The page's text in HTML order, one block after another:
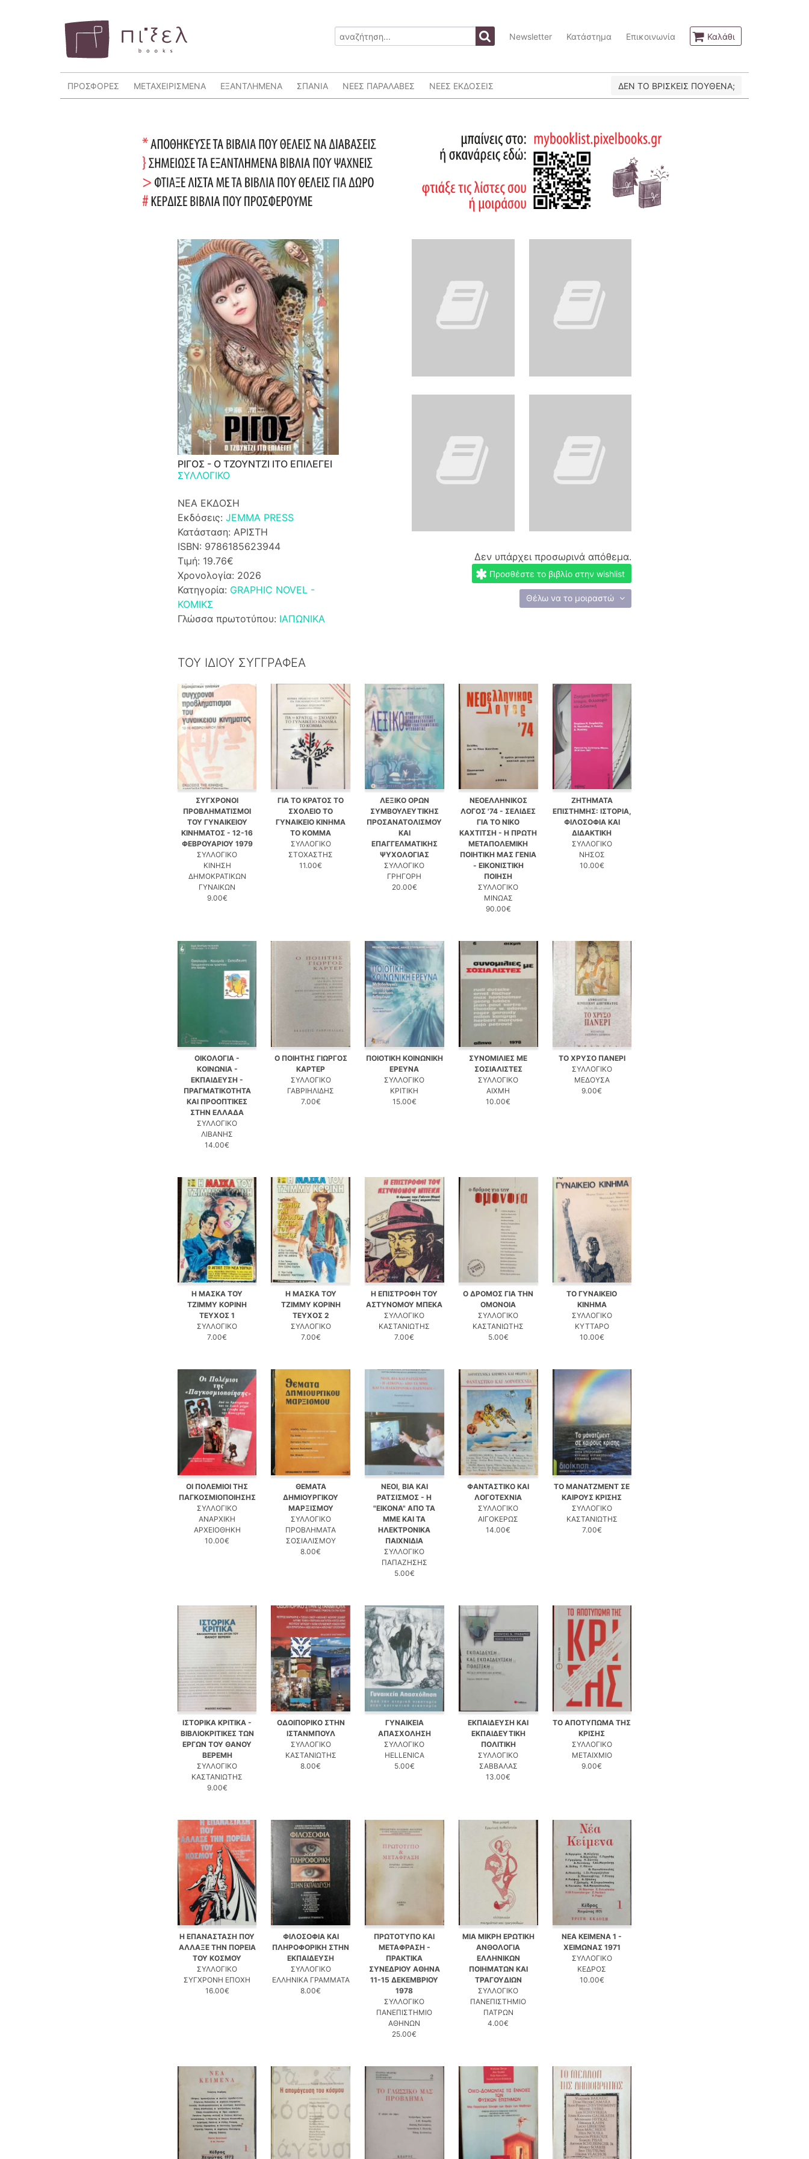
Newsletter Κατάστημα Επικοινωνία Καλάθι
ΠΡΟΣΦΟΡΕΣ ΜΕΤΑΧΕΙΡΙΣΜΕΝΑ ΕΞΑΝΤΛΗΜΕΝΑ ΣΠΑΝΙΑ ΝΕΕΣ ΠΑΡΑΛΑΒΕΣ ΝΕΕΣ ΕΚΔΟΣΕΙΣ ΔΕΝ ΤΟ ΒΡΙΣΚΕΙΣ ΠΟΥΘΕΝΑ;
ΡΙΓΟΣ - Ο ΤΖΟΥΝΤΖΙ ΙΤΟ ΕΠΙΛΕΓΕΙ
ΣΥΛΛΟΓΙΚΟ
ΝΕΑ ΕΚΔΟΣΗ
Εκδόσεις: JEMMA PRESS
Κατάσταση: ΑΡΙΣΤΗ
ISBN: 9786185623944
Τιμή: 19.76€
Χρονολογία: 2026
Κατηγορία: GRAPHIC NOVEL -
ΚΟΜΙΚΣ
Γλώσσα πρωτοτύπου: ΙΑΠΩΝΙΚΑ
Δεν υπάρχει προσωρινά απόθεμα.
Προσθέστε το βιβλίο στην wishlist
Θέλω να το μοιραστώ
ΤΟΥ ΙΔΙΟΥ ΣΥΓΓΡΑΦΕΑ
ΣΥΓΧΡΟΝΟΙ
ΠΡΟΒΛΗΜΑΤΙΣΜΟΙ
ΤΟΥ ΓΥΝΑΙΚΕΙΟΥ
ΚΙΝΗΜΑΤΟΣ - 12-16
ΦΕΒΡΟΥΑΡΙΟΥ 1979
ΣΥΛΛΟΓΙΚΟ
ΚΙΝΗΣΗ
ΔΗΜΟΚΡΑΤΙΚΩΝ
ΓΥΝΑΙΚΩΝ
9.00€
ΓΙΑ ΤΟ ΚΡΑΤΟΣ ΤΟ
ΣΧΟΛΕΙΟ ΤΟ
ΓΥΝΑΙΚΕΙΟ ΚΙΝΗΜΑ
ΤΟ ΚΟΜΜΑ
ΣΥΛΛΟΓΙΚΟ
ΣΤΟΧΑΣΤΗΣ
11.00€
ΛΕΞΙΚΟ ΟΡΩΝ
ΣΥΜΒΟΥΛΕΥΤΙΚΗΣ
ΠΡΟΣΑΝΑΤΟΛΙΣΜΟΥ
ΚΑΙ
ΕΠΑΓΓΕΛΜΑΤΙΚΗΣ
ΨΥΧΟΛΟΓΙΑΣ
ΣΥΛΛΟΓΙΚΟ
ΓΡΗΓΟΡΗ
20.00€
ΝΕΟΕΛΛΗΝΙΚΟΣ
ΛΟΓΟΣ '74 - ΣΕΛΙΔΕΣ
ΓΙΑ ΤΟ ΝΙΚΟ
ΚΑΧΤΙΤΣΗ - Η ΠΡΩΤΗ
ΜΕΤΑΠΟΛΕΜΙΚΗ
ΠΟΙΗΤΙΚΗ ΜΑΣ ΓΕΝΙΑ
- ΕΙΚΟΝΙΣΤΙΚΗ
ΠΟΙΗΣΗ
ΣΥΛΛΟΓΙΚΟ
ΜΙΝΩΑΣ
90.00€
ΖΗΤΗΜΑΤΑ
ΕΠΙΣΤΗΜΗΣ: ΙΣΤΟΡΙΑ,
ΦΙΛΟΣΟΦΙΑ ΚΑΙ
ΔΙΔΑΚΤΙΚΗ
ΣΥΛΛΟΓΙΚΟ
ΝΗΣΟΣ
10.00€
ΟΙΚΟΛΟΓΙΑ -
ΚΟΙΝΩΝΙΑ -
ΕΚΠΑΙΔΕΥΣΗ -
ΠΡΑΓΜΑΤΙΚΟΤΗΤΑ
ΚΑΙ ΠΡΟΟΠΤΙΚΕΣ
ΣΤΗΝ ΕΛΛΑΔΑ
ΣΥΛΛΟΓΙΚΟ
ΛΙΒΑΝΗΣ
14.00€
Ο ΠΟΙΗΤΗΣ ΓΙΩΡΓΟΣ
ΚΑΡΤΕΡ
ΣΥΛΛΟΓΙΚΟ
ΓΑΒΡΙΗΛΙΔΗΣ
7.00€
ΠΟΙΟΤΙΚΗ ΚΟΙΝΩΝΙΚΗ
ΕΡΕΥΝΑ
ΣΥΛΛΟΓΙΚΟ
ΚΡΙΤΙΚΗ
15.00€
ΣΥΝΟΜΙΛΙΕΣ ΜΕ
ΣΟΣΙΑΛΙΣΤΕΣ
ΣΥΛΛΟΓΙΚΟ
ΑΙΧΜΗ
10.00€
ΤΟ ΧΡΥΣΟ ΠΑΝΕΡΙ
ΣΥΛΛΟΓΙΚΟ
ΜΕΔΟΥΣΑ
9.00€
Η ΜΑΣΚΑ ΤΟΥ
ΤΖΙΜΜΥ ΚΟΡΙΝΗ
ΤΕΥΧΟΣ 1
ΣΥΛΛΟΓΙΚΟ
7.00€
Η ΜΑΣΚΑ ΤΟΥ
ΤΖΙΜΜΥ ΚΟΡΙΝΗ
ΤΕΥΧΟΣ 2
ΣΥΛΛΟΓΙΚΟ
7.00€
Η ΕΠΙΣΤΡΟΦΗ ΤΟΥ
ΑΣΤΥΝΟΜΟΥ ΜΠΕΚΑ
ΣΥΛΛΟΓΙΚΟ
ΚΑΣΤΑΝΙΩΤΗΣ
7.00€
Ο ΔΡΟΜΟΣ ΓΙΑ ΤΗΝ
ΟΜΟΝΟΙΑ
ΣΥΛΛΟΓΙΚΟ
ΚΑΣΤΑΝΙΩΤΗΣ
5.00€
ΤΟ ΓΥΝΑΙΚΕΙΟ
ΚΙΝΗΜΑ
ΣΥΛΛΟΓΙΚΟ
ΚΥΤΤΑΡΟ
10.00€
ΟΙ ΠΟΛΕΜΙΟΙ ΤΗΣ
ΠΑΓΚΟΣΜΙΟΠΟΙΗΣΗΣ
ΣΥΛΛΟΓΙΚΟ
ΑΝΑΡΧΙΚΗ
ΑΡΧΕΙΟΘΗΚΗ
10.00€
ΘΕΜΑΤΑ
ΔΗΜΙΟΥΡΓΙΚΟΥ
ΜΑΡΞΙΣΜΟΥ
ΣΥΛΛΟΓΙΚΟ
ΠΡΟΒΛΗΜΑΤΑ
ΣΟΣΙΑΛΙΣΜΟΥ
8.00€
ΝΕΟΙ, ΒΙΑ ΚΑΙ
ΡΑΤΣΙΣΜΟΣ - Η
"ΕΙΚΟΝΑ" ΑΠΟ ΤΑ
ΜΜΕ ΚΑΙ ΤΑ
ΗΛΕΚΤΡΟΝΙΚΑ
ΠΑΙΧΝΙΔΙΑ
ΣΥΛΛΟΓΙΚΟ
ΠΑΠΑΖΗΣΗΣ
5.00€
ΦΑΝΤΑΣΤΙΚΟ ΚΑΙ
ΛΟΓΟΤΕΧΝΙΑ
ΣΥΛΛΟΓΙΚΟ
ΑΙΓΟΚΕΡΩΣ
14.00€
ΤΟ ΜΑΝΑΤΖΜΕΝΤ ΣΕ
ΚΑΙΡΟΥΣ ΚΡΙΣΗΣ
ΣΥΛΛΟΓΙΚΟ
ΚΑΣΤΑΝΙΩΤΗΣ
7.00€
ΙΣΤΟΡΙΚΑ ΚΡΙΤΙΚΑ -
ΒΙΒΛΙΟΚΡΙΤΙΚΕΣ ΤΩΝ
ΕΡΓΩΝ ΤΟΥ ΘΑΝΟΥ
ΒΕΡΕΜΗ
ΣΥΛΛΟΓΙΚΟ
ΚΑΣΤΑΝΙΩΤΗΣ
9.00€
ΟΔΟΙΠΟΡΙΚΟ ΣΤΗΝ
ΙΣΤΑΝΜΠΟΥΛ
ΣΥΛΛΟΓΙΚΟ
ΚΑΣΤΑΝΙΩΤΗΣ
8.00€
ΓΥΝΑΙΚΕΙΑ
ΑΠΑΣΧΟΛΗΣΗ
ΣΥΛΛΟΓΙΚΟ
HELLENICA
5.00€
ΕΚΠΑΙΔΕΥΣΗ ΚΑΙ
ΕΚΠΑΙΔΕΥΤΙΚΗ
ΠΟΛΙΤΙΚΗ
ΣΥΛΛΟΓΙΚΟ
ΣΑΒΒΑΛΑΣ
13.00€
ΤΟ ΑΠΟΤΥΠΩΜΑ ΤΗΣ
ΚΡΙΣΗΣ
ΣΥΛΛΟΓΙΚΟ
ΜΕΤΑΙΧΜΙΟ
9.00€
Η ΕΠΑΝΑΣΤΑΣΗ ΠΟΥ
ΑΛΛΑΞΕ ΤΗΝ ΠΟΡΕΙΑ
ΤΟΥ ΚΟΣΜΟΥ
ΣΥΛΛΟΓΙΚΟ
ΣΥΓΧΡΟΝΗ ΕΠΟΧΗ
16.00€
ΦΙΛΟΣΟΦΙΑ ΚΑΙ
ΠΛΗΡΟΦΟΡΙΚΗ ΣΤΗΝ
ΕΚΠΑΙΔΕΥΣΗ
ΣΥΛΛΟΓΙΚΟ
ΕΛΛΗΝΙΚΑ ΓΡΑΜΜΑΤΑ
8.00€
ΠΡΩΤΟΤΥΠΟ ΚΑΙ
ΜΕΤΑΦΡΑΣΗ -
ΠΡΑΚΤΙΚΑ
ΣΥΝΕΔΡΙΟΥ ΑΘΗΝΑ
11-15 ΔΕΚΕΜΒΡΙΟΥ
1978
ΣΥΛΛΟΓΙΚΟ
ΠΑΝΕΠΙΣΤΗΜΙΟ
ΑΘΗΝΩΝ
25.00€
ΜΙΑ ΜΙΚΡΗ ΕΡΩΤΙΚΗ
ΑΝΘΟΛΟΓΙΑ
ΕΛΛΗΝΙΚΩΝ
ΠΟΙΗΜΑΤΩΝ ΚΑΙ
ΤΡΑΓΟΥΔΙΩΝ
ΣΥΛΛΟΓΙΚΟ
ΠΑΝΕΠΙΣΤΗΜΙΟ
ΠΑΤΡΩΝ
4.00€
ΝΕΑ ΚΕΙΜΕΝΑ 1 -
ΧΕΙΜΩΝΑΣ 1971
ΣΥΛΛΟΓΙΚΟ
ΚΕΔΡΟΣ
10.00€